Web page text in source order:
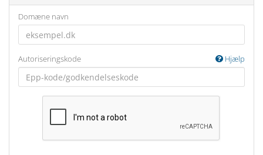
Domæne navn
Autoriseringskode Hjælp